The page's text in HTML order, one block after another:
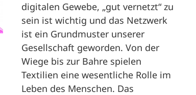
digitalen Gewebe, „gut vernetzt“ zu
sein ist wichtig und das Netzwerk
ist ein Grundmuster unserer
Gesellschaft geworden. Von der
Wiege bis zur Bahre spielen
Textilien eine wesentliche Rolle im
Leben des Menschen. Das